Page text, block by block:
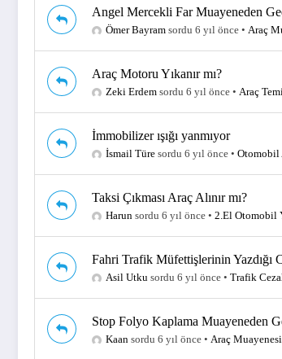
Angel Mercekli Far Muayeneden
Ömer Bayram sordu 6 yıl önce • Araç
Araç Motoru Yıkanır mı?
Zeki Erdem sordu 6 yıl önce • Araç
İmmobilizer ışığı yanmıyor
İsmail Türe sordu 6 yıl önce • Otomobil
Taksi Çıkması Araç Alınır mı?
Harun sordu 6 yıl önce • 2.El Otomobil
Fahri Trafik Müfettişlerinin Yazdığı
Asil Utku sordu 6 yıl önce • Trafik
Stop Folyo Kaplama Muayeneden
Kaan sordu 6 yıl önce • Araç Muayenesi